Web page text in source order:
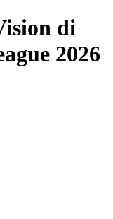
di
2026